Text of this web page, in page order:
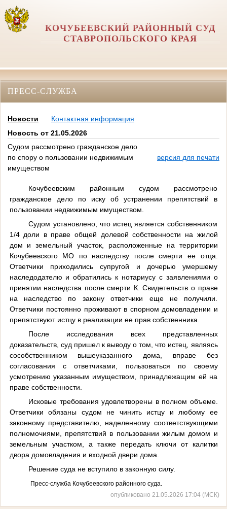
КОЧУБЕЕВСКИЙ РАЙОННЫЙ СУД
СТАВРОПОЛЬСКОГО КРАЯ
ПРЕСС-СЛУЖБА
Новости
Контактная информация
Новость от 21.05.2026
Судом рассмотрено гражданское дело
по спору о пользовании недвижимым
имуществом
версия для печати
Кочубеевским районным судом рассмотрено
гражданское дело по иску об устранении препятствий в
пользовании недвижимым имуществом.
Судом установлено, что истец является собственником
1/4 доли в праве общей долевой собственности на жилой
дом и земельный участок, расположенные на территории
Кочубеевского МО по наследству после смерти ее отца.
Ответчики приходились супругой и дочерью умершему
наследодателю и обратились к нотариусу с заявлениями о
принятии наследства после смерти К. Свидетельств о праве
на наследство по закону ответчики еще не получили.
Ответчики постоянно проживают в спорном домовладении и
препятствуют истцу в реализации ее прав собственника.
После исследования всех представленных
доказательств, суд пришел к выводу о том, что истец, являясь
сособственником вышеуказанного дома, вправе без
согласования с ответчиками, пользоваться по своему
усмотрению указанным имуществом, принадлежащим ей на
праве собственности.
Исковые требования удовлетворены в полном объеме.
Ответчики обязаны судом не чинить истцу и любому ее
законному представителю, наделенному соответствующими
полномочиями, препятствий в пользовании жилым домом и
земельным участком, а также передать ключи от калитки
двора домовладения и входной двери дома.
Решение суда не вступило в законную силу.
Пресс-служба Кочубеевского районного суда.
опубликовано 21.05.2026 17:04 (МСК)